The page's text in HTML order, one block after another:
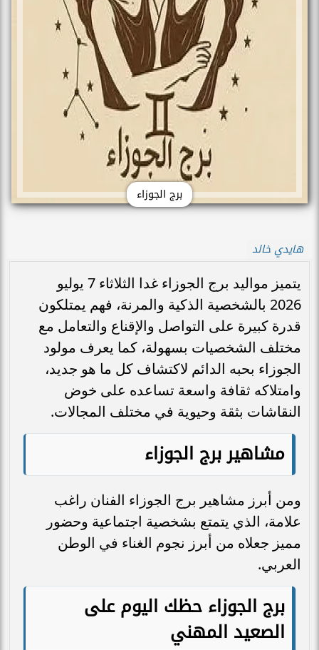
برج الجوزاء
هايدي خالد
يتميز مواليد برج الجوزاء غدا الثلاثاء 7 يوليو
2026 بالشخصية الذكية والمرنة، فهم يمتلكون
قدرة كبيرة على التواصل والإقناع والتعامل مع
مختلف الشخصيات بسهولة، كما يعرف مولود
الجوزاء بحبه الدائم لاكتشاف كل ما هو جديد،
وامتلاكه ثقافة واسعة تساعده على خوض
النقاشات بثقة وحيوية في مختلف المجالات.
مشاهير برج الجوزاء
ومن أبرز مشاهير برج الجوزاء الفنان راغب
علامة، الذي يتمتع بشخصية اجتماعية وحضور
مميز جعلاه من أبرز نجوم الغناء في الوطن
العربي.
برج الجوزاء حظك اليوم على
الصعيد المهني